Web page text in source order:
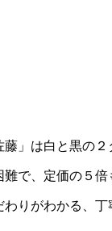
」は白と黒の２
で、定価の５倍
りがわかる、丁